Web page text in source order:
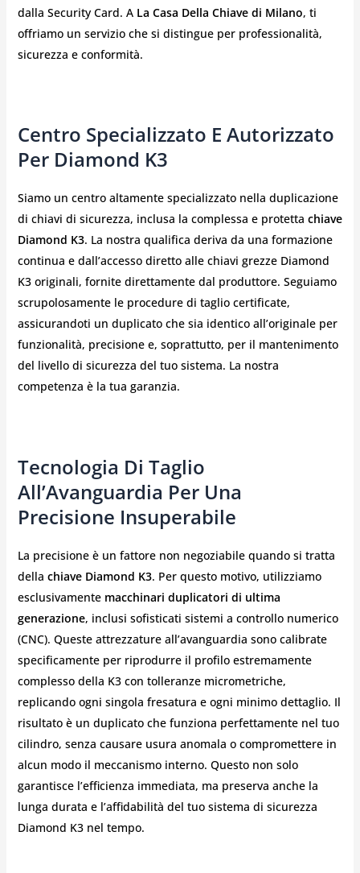
dalla Security Card. A La Casa Della Chiave di Milano, ti
offriamo un servizio che si distingue per professionalità,
sicurezza e conformità.
Centro Specializzato E Autorizzato
Per Diamond K3
Siamo un centro altamente specializzato nella duplicazione
di chiavi di sicurezza, inclusa la complessa e protetta chiave
Diamond K3. La nostra qualifica deriva da una formazione
continua e dall’accesso diretto alle chiavi grezze Diamond
K3 originali, fornite direttamente dal produttore. Seguiamo
scrupolosamente le procedure di taglio certificate,
assicurandoti un duplicato che sia identico all’originale per
funzionalità, precisione e, soprattutto, per il mantenimento
del livello di sicurezza del tuo sistema. La nostra
competenza è la tua garanzia.
Tecnologia Di Taglio
All’Avanguardia Per Una
Precisione Insuperabile
La precisione è un fattore non negoziabile quando si tratta
della chiave Diamond K3. Per questo motivo, utilizziamo
esclusivamente macchinari duplicatori di ultima
generazione, inclusi sofisticati sistemi a controllo numerico
(CNC). Queste attrezzature all’avanguardia sono calibrate
specificamente per riprodurre il profilo estremamente
complesso della K3 con tolleranze micrometriche,
replicando ogni singola fresatura e ogni minimo dettaglio. Il
risultato è un duplicato che funziona perfettamente nel tuo
cilindro, senza causare usura anomala o compromettere in
alcun modo il meccanismo interno. Questo non solo
garantisce l’efficienza immediata, ma preserva anche la
lunga durata e l’affidabilità del tuo sistema di sicurezza
Diamond K3 nel tempo.